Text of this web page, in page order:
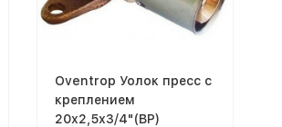
Oventrop Уолок пресс с
креплением
20х2,5х3/4"(ВР)